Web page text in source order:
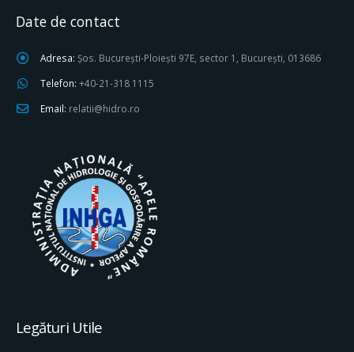
Date de contact
Adresa: Șos. București-Ploiești 97E, sector 1, București, 013686
Telefon: +40-21-318 1115
Email: relatii@hidro.ro
Legături Utile